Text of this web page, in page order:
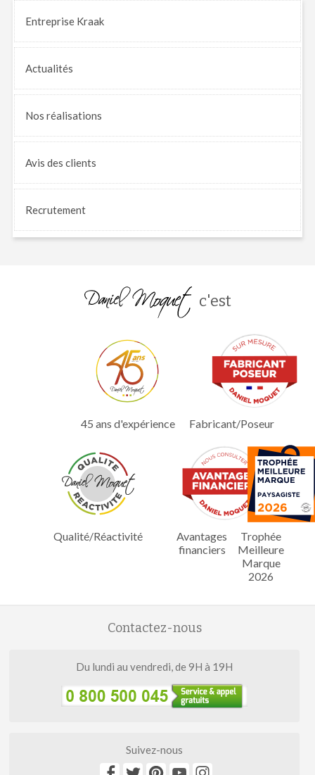
Entreprise Kraak
Actualités
Nos réalisations
Avis des clients
Recrutement
c'est
45 ans d'expérience Fabricant/Poseur
Qualité/Réactivité
Avantages
financiers
Trophée
Meilleure
Marque
2026
Contactez-nous
Du lundi au vendredi, de 9H à 19H
Suivez-nous